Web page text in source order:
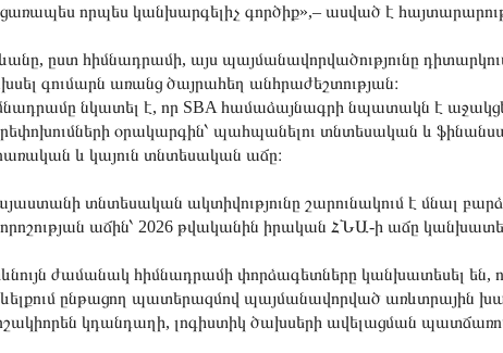
որպես կանխարգելիչ գործիք»,– ասված է
ըստ հիմնադրամի, այս պայմանավորվածությունը
գումարն առանց ծայրահեղ անհրաժեշտության։
նկատել է, որ SBA համաձայնագրի նպատակն է
օրակարգին՝ պահպանելու տնտեսական և
և կայուն տնտեսական աճը։
տնտեսական ակտիվությունը շարունակում է մնալ
աճին՝ 2026 թվականին իրական ՀՆԱ-ի աճը
ժամանակ հիմնադրամի փորձագետները կանխատեսել են,
ընթացող պատերազմով պայմանավորված առևտրային
կդանդաղի, լոգիստիկ ծախսերի ավելացման